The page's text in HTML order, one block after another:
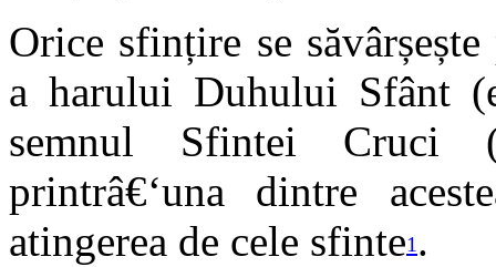
Orice sfințire se
a harului Duhului Sfânt
semnul Sfintei Cruci
printrâ€‘una dintre
atingerea de cele sfinte1 .